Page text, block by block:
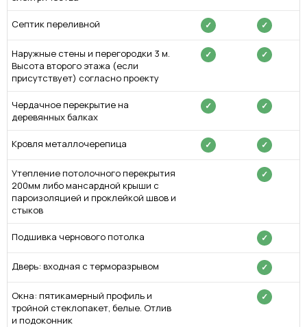
Септик переливной ✓ ✓
Наружные стены и перегородки 3 м.
Высота второго этажа (если
присутствует) согласно проекту
✓ ✓
Чердачное перекрытие на
деревянных балках
✓ ✓
Кровля металлочерепица ✓ ✓
Утепление потолочного перекрытия
200мм либо мансардной крыши с
пароизоляцией и проклейкой швов и
стыков
✓
Подшивка чернового потолка ✓
Дверь: входная с терморазрывом ✓
Окна: пятикамерный профиль и
тройной стеклопакет, белые. Отлив
и подоконник
✓